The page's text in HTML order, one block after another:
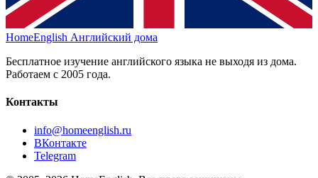
HomeEnglish Английский дома
Бесплатное изучение английского языка не выходя из дома.
Работаем с 2005 года.
Контакты
info@homeenglish.ru
ВКонтакте
Telegram